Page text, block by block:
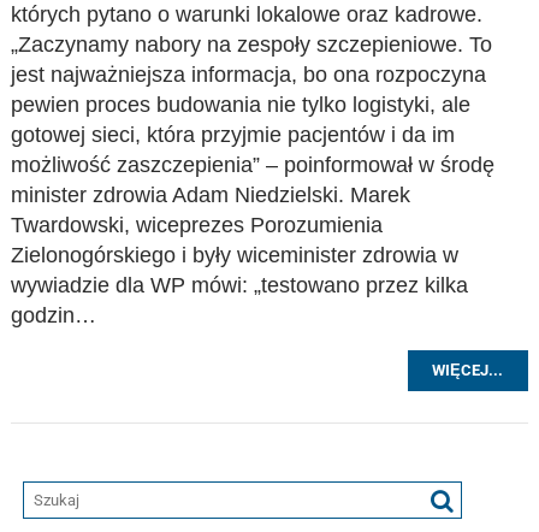
których pytano o warunki lokalowe oraz kadrowe.
„Zaczynamy nabory na zespoły szczepieniowe. To
jest najważniejsza informacja, bo ona rozpoczyna
pewien proces budowania nie tylko logistyki, ale
gotowej sieci, która przyjmie pacjentów i da im
możliwość zaszczepienia” – poinformował w środę
minister zdrowia Adam Niedzielski. Marek
Twardowski, wiceprezes Porozumienia
Zielonogórskiego i były wiceminister zdrowia w
wywiadzie dla WP mówi: „testowano przez kilka
godzin…
WIĘCEJ...